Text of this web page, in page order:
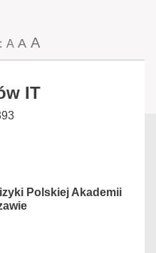
A A A
IT
Polskiej Akademii